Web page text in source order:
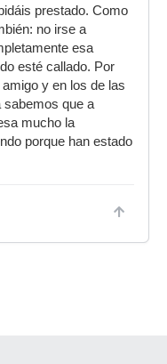
prestado. Como
no irse a
esa
esté callado. Por
y en los de las
sabemos que a
mucho la
porque han estado